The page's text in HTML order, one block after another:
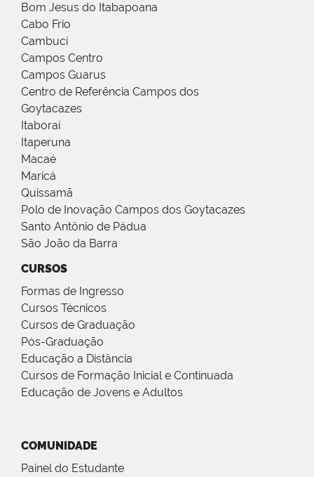
Bom Jesus do Itabapoana
Cabo Frio
Cambuci
Campos Centro
Campos Guarus
Centro de Referência Campos dos
Goytacazes
Itaboraí
Itaperuna
Macaé
Maricá
Quissamã
Polo de Inovação Campos dos Goytacazes
Santo Antônio de Pádua
São João da Barra
CURSOS
Formas de Ingresso
Cursos Técnicos
Cursos de Graduação
Pós-Graduação
Educação a Distância
Cursos de Formação Inicial e Continuada
Educação de Jovens e Adultos
COMUNIDADE
Painel do Estudante